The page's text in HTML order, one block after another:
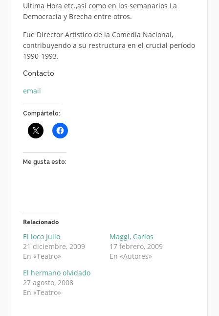
Ultima Hora etc.,así como en los semanarios La
Democracia y Brecha entre otros.
Fue Director Artístico de la Comedia Nacional,
contribuyendo a su restructura en el crucial período
1990-1993.
Contacto
email
Compártelo:
Me gusta esto:
Relacionado
El loco Julio
21 diciembre, 2009
En «Teatro»
Maggi, Carlos
17 febrero, 2009
En «Autores»
El hermano olvidado
27 agosto, 2008
En «Teatro»